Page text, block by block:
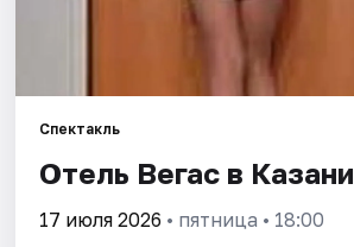
Города
Площадки
Спектакль
Отель Вегас в Казани
17 июля 2026 • пятница • 18:00